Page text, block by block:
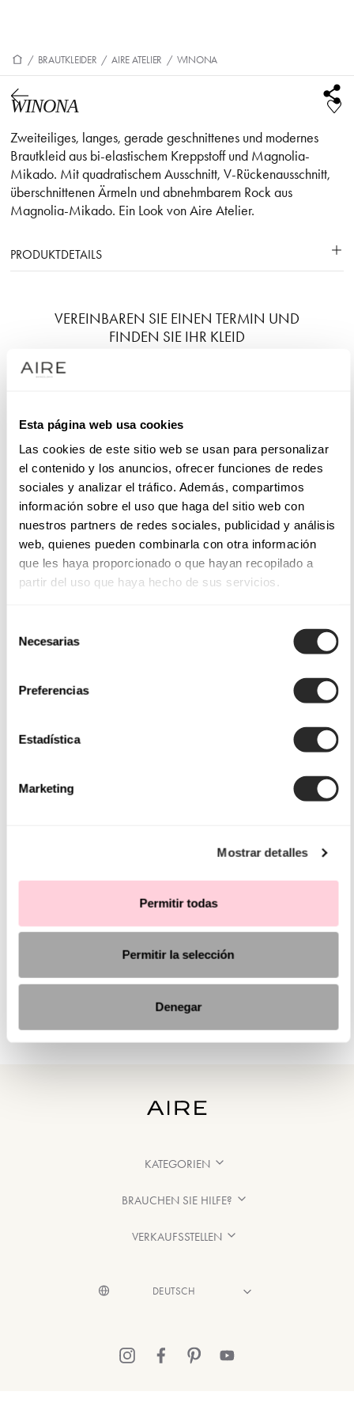
Esta página web usa cookies
Las cookies de este sitio web se usan para personalizar
el contenido y los anuncios, ofrecer funciones de redes
sociales y analizar el tráfico. Además, compartimos
información sobre el uso que haga del sitio web con
nuestros partners de redes sociales, publicidad y análisis
web, quienes pueden combinarla con otra información
que les haya proporcionado o que hayan recopilado a
partir del uso que haya hecho de sus servicios.
Necesarias
Preferencias
Estadística
Marketing
Mostrar detalles
Permitir todas
Permitir la selección
Denegar
/ BRAUTKLEIDER / AIRE ATELIER / WINONA
WINONA
Zweiteiliges, langes, gerade geschnittenes und modernes
Brautkleid aus bi-elastischem Kreppstoff und Magnolia-
Mikado. Mit quadratischem Ausschnitt, V-Rückenausschnitt,
überschnittenen Ärmeln und abnehmbarem Rock aus
Magnolia-Mikado. Ein Look von Aire Atelier.
PRODUKTDETAILS
VEREINBAREN SIE EINEN TERMIN UND
FINDEN SIE IHR KLEID
KATEGORIEN
BRAUCHEN SIE HILFE?
VERKAUFSSTELLEN